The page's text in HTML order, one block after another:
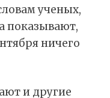
ученых,
показывают,
ничего
и другие